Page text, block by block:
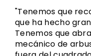
"Tenemos que
que ha hecho
Tenemos que
mecánico de